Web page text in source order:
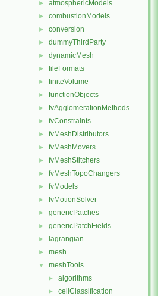
► atmosphericModels
► combustionModels
► conversion
► dummyThirdParty
► dynamicMesh
► fileFormats
► finiteVolume
► functionObjects
► fvAgglomerationMethods
► fvConstraints
► fvMeshDistributors
► fvMeshMovers
► fvMeshStitchers
► fvMeshTopoChangers
► fvModels
► fvMotionSolver
► genericPatches
► genericPatchFields
► lagrangian
► mesh
▼ meshTools
► algorithms
► cellClassification